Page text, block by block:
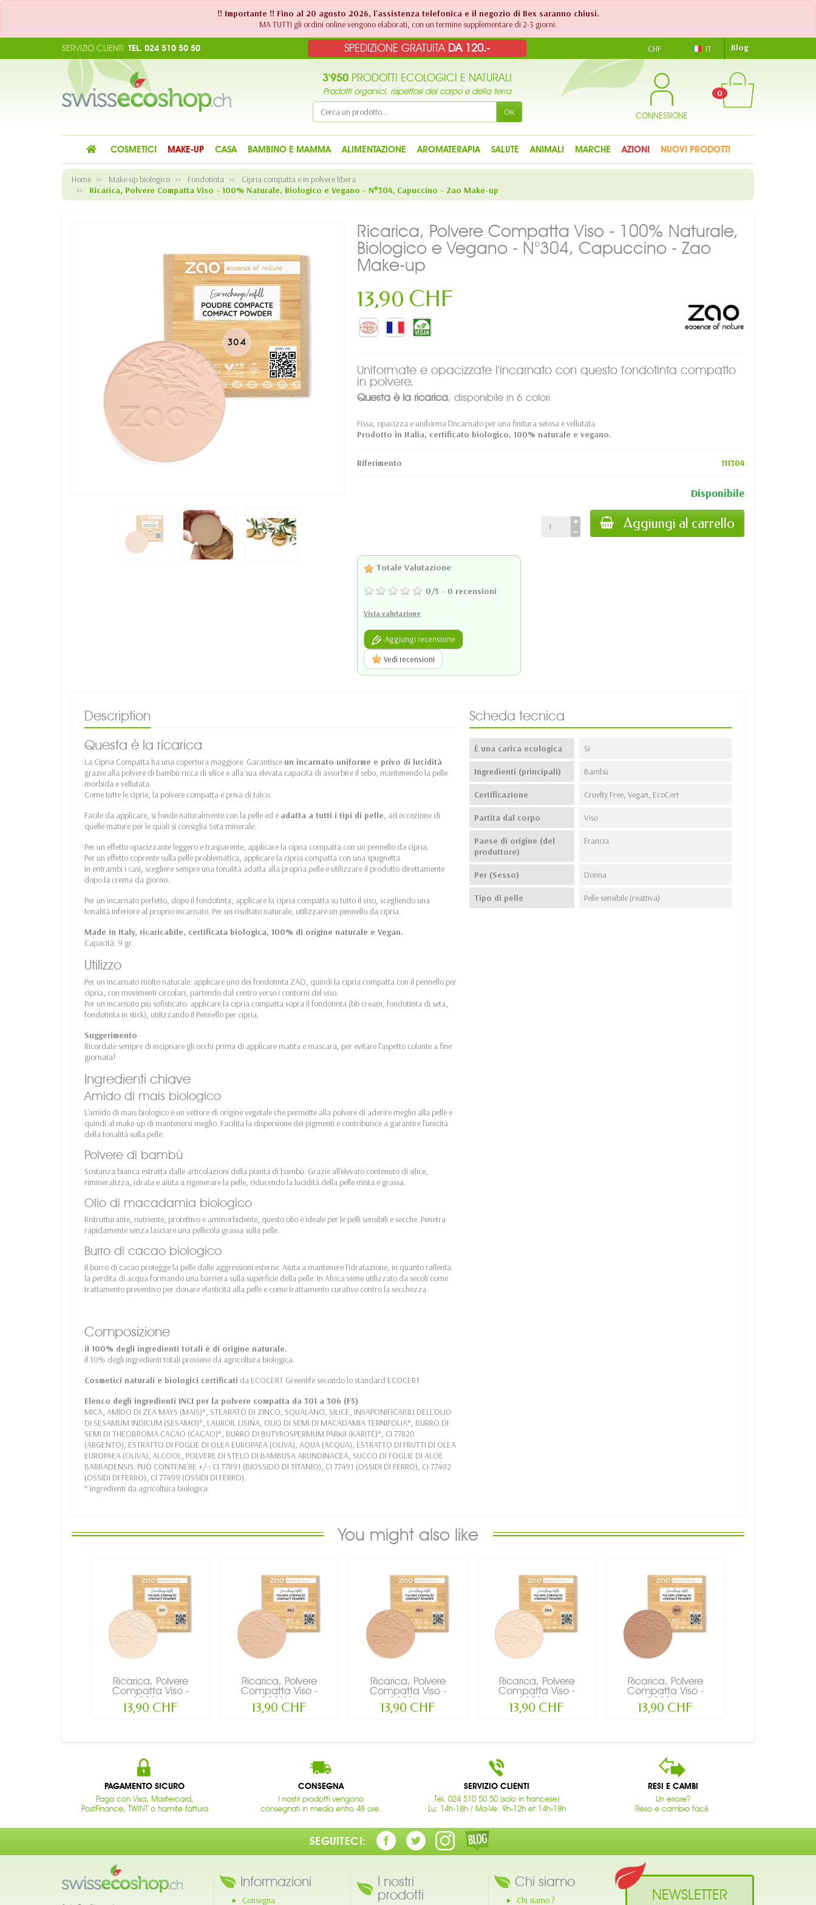
!! Importante !! Fino al 20 agosto 2026, l'assistenza telefonica e il negozio di Bex saranno chiusi.
MA TUTTI gli ordini online vengono elaborati, con un termine supplementare di 2-3 giorni.
SPEDIZIONE GRATUITA DA 120.-
SERVIZIO CLIENTI: TEL. 024 510 50 50 CHF IT Blog
3'950 PRODOTTI ECOLOGICI E NATURALI
Prodotti organici, rispettosi del corpo e della terra
OK CONNESSIONE
0
COSMETICI MAKE-UP CASA BAMBINO E MAMMA ALIMENTAZIONE AROMATERAPIA SALUTE ANIMALI MARCHE AZIONI NUOVI PRODOTTI
Home Make-up biologico Fondotinta
Cipria compatta e in polvere libera
Ricarica, Polvere Compatta Viso - 100% Naturale, Biologico e Vegano - N°304, Capuccino - Zao Make-up
Ricarica, Polvere Compatta Viso - 100% Naturale,
Biologico e Vegano - N°304, Capuccino - Zao
Make-up
13,90 CHF
Uniformate e opacizzate l'incarnato con questo fondotinta compatto
in polvere.
Questa è la ricarica, disponibile in 6 colori
Fissa, opacizza e uniforma l'incarnato per una finitura setosa e vellutata
Prodotto in Italia, certificato biologico, 100% naturale e vegano.
Riferimento 111304
Disponibile
Aggiungi al carrello
Totale Valutazione:
0/5 - 0 recensioni
Vista valutazione
Aggiungi recensione
Vedi recensioni
Description
Questa è la ricarica
La Cipria Compatta ha una copertura maggiore. Garantisce un incarnato uniforme e privo di lucidità
grazie alla polvere di bambù ricca di silice e alla sua elevata capacità di assorbire il sebo, mantenendo la pelle
morbida e vellutata.
Come tutte le ciprie, la polvere compatta è priva di talco.
Facile da applicare, si fonde naturalmente con la pelle ed è adatta a tutti i tipi di pelle , ad eccezione di
quelle mature per le quali si consiglia Seta minerale.
Per un effetto opacizzante leggero e trasparente, applicare la cipria compatta con un pennello da cipria.
Per un effetto coprente sulla pelle problematica, applicare la cipria compatta con una spugnetta.
In entrambi i casi, scegliere sempre una tonalità adatta alla propria pelle e utilizzare il prodotto direttamente
dopo la crema da giorno.
Per un incarnato perfetto, dopo il fondotinta, applicare la cipria compatta su tutto il viso, scegliendo una
tonalità inferiore al proprio incarnato. Per un risultato naturale, utilizzare un pennello da cipria.
Made in Italy, ricaricabile, certificata biologica, 100% di origine naturale e Vegan.
Capacità: 9 gr.
Utilizzo
Per un incarnato molto naturale: applicare uno dei fondotinta ZAO, quindi la cipria compatta con il pennello per
cipria, con movimenti circolari, partendo dal centro verso i contorni del viso.
Per un incarnato più sofisticato: applicare la cipria compatta sopra il fondotinta (bb cream, fondotinta di seta,
fondotinta in stick), utilizzando il Pennello per cipria.
Suggerimento
Ricordate sempre di incipriare gli occhi prima di applicare matita e mascara, per evitare l'aspetto colante a fine
giornata!
Ingredienti chiave
Amido di mais biologico
L'amido di mais biologico è un vettore di origine vegetale che permette alla polvere di aderire meglio alla pelle e
quindi al make-up di mantenersi meglio. Facilita la dispersione dei pigmenti e contribuisce a garantire l'unicità
della tonalità sulla pelle.
Polvere di bambù
Sostanza bianca estratta dalle articolazioni della pianta di bambù. Grazie all'elevato contenuto di silice,
rimineralizza, idrata e aiuta a rigenerare la pelle, riducendo la lucidità della pelle mista e grassa.
Olio di macadamia biologico
Ristrutturante, nutriente, protettivo e ammorbidente, questo olio è ideale per le pelli sensibili e secche. Penetra
rapidamente senza lasciare una pellicola grassa sulla pelle.
Burro di cacao biologico
Il burro di cacao protegge la pelle dalle aggressioni esterne. Aiuta a mantenere l'idratazione, in quanto rallenta
la perdita di acqua formando una barriera sulla superficie della pelle. In Africa viene utilizzato da secoli come
trattamento preventivo per donare elasticità alla pelle e come trattamento curativo contro la secchezza.
Composizione
il 100% degli ingredienti totali è di origine naturale.
il 10% degli ingredienti totali proviene da agricoltura biologica.
Cosmetici naturali e biologici certificati da ECOCERT Greenlife secondo lo standard ECOCERT
Elenco degli ingredienti INCI per la polvere compatta da 301 a 306 (F5)
MICA, AMIDO DI ZEA MAYS (MAIS)*, STEARATO DI ZINCO, SQUALANO, SILICE, INSAPONIFICABILI DELL'OLIO
DI SESAMUM INDICUM (SESAMO)*, LAUROIL LISINA, OLIO DI SEMI DI MACADAMIA TERNIFOLIA*, BURRO DI
SEMI DI THEOBROMA CACAO (CACAO)*, BURRO DI BUTYROSPERMUM PARKII (KARITÉ)*, CI 77820
(ARGENTO), ESTRATTO DI FOGLIE DI OLEA EUROPAEA (OLIVA), AQUA (ACQUA), ESTRATTO DI FRUTTI DI OLEA
EUROPAEA (OLIVA), ALCOOL, POLVERE DI STELO DI BAMBUSA ARUNDINACEA, SUCCO DI FOGLIE DI ALOE
BARBADENSIS. PUÒ CONTENERE +/-: CI 77891 (BIOSSIDO DI TITANIO), CI 77491 (OSSIDI DI FERRO), CI 77492
(OSSIDI DI FERRO), CI 77499 (OSSIDI DI FERRO).
* ingredienti da agricoltura biologica.
Scheda tecnica
È una carica ecologica Sì
Ingredienti (principali) Bambù
Certificazione Cruelty Free, Vegan, EcoCert
Partita dal corpo Viso
Paese di origine (del
produttore)
Francia
Per (Sesso) Donna
Tipo di pelle Pelle sensibile (reattiva)
You might also like
Ricarica, Polvere
Compatta Viso -
100%...
13,90 CHF
Ricarica, Polvere
Compatta Viso -
100%...
13,90 CHF
Ricarica, Polvere
Compatta Viso -
100%...
13,90 CHF
Ricarica, Polvere
Compatta Viso -
100%...
13,90 CHF
Ricarica, Polvere
Compatta Viso -
100%...
13,90 CHF
PAGAMENTO SICURO
Paga con Visa, Mastercard,
PostFinance, TWINT o tramite fattura
CONSEGNA
I nostri prodotti vengono
consegnati in media entro 48 ore.
SERVIZIO CLIENTI
Tél. 024 510 50 50 (solo in francese)
Lu: 14h-18h / Ma-Ve: 9h-12h et 14h-18h
RESI E CAMBI
Un errore?
Reso e cambio facili.
SEGUITECI:
Informazioni
Consegna
I nostri
prodotti
Chi siamo
Chi siamo ? NEWSLETTER